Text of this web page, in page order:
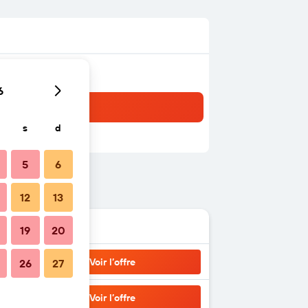
Voir l’offre
Voir l’offre
s d
5 6
12 13
19 20
26 27